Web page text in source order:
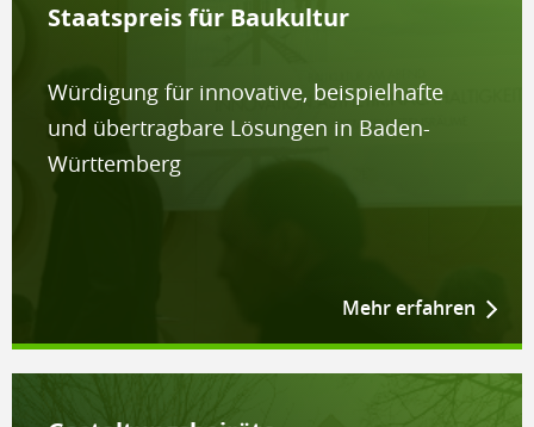
Staatspreis für Baukultur
Würdigung für innovative, beispielhafte
und übertragbare Lösungen in Baden-
Württemberg
Mehr erfahren